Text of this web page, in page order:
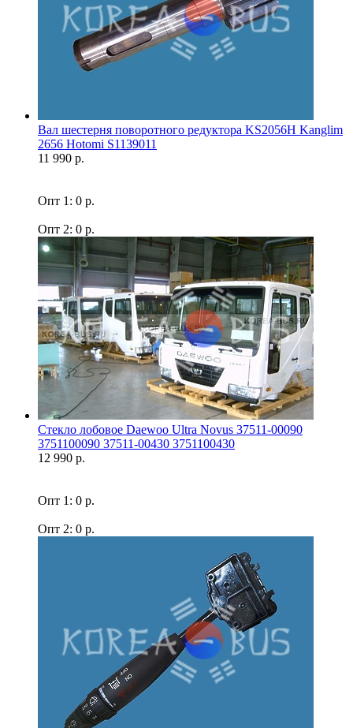
Вал шестерня поворотного редуктора KS2056H Kanglim
2656 Hotomi S1139011
11 990 р.
Опт 1: 0 р.
Опт 2: 0 р.
Стекло лобовое Daewoo Ultra Novus 37511-00090
3751100090 37511-00430 3751100430
12 990 р.
Опт 1: 0 р.
Опт 2: 0 р.